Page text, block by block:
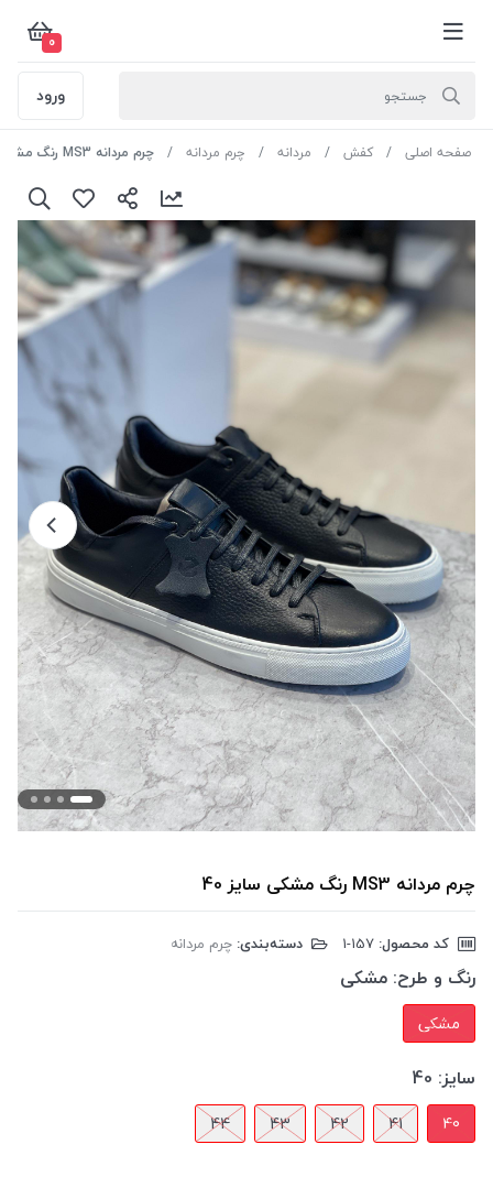
0
ورود
صفحه اصلی کفش مردانه چرم مردانه چرم مردانه MS3 رنگ مشکی سایز 40
چرم مردانه MS3 رنگ مشکی سایز 40
کد محصول: دسته‌بندی: چرم مردانه
رنگ و طرح: مشکی
مشکی
سایز: 40
40
41
42
43
44